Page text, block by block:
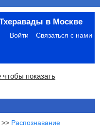
в Москве
Войти Связаться с нами
показать
>> Распознавание